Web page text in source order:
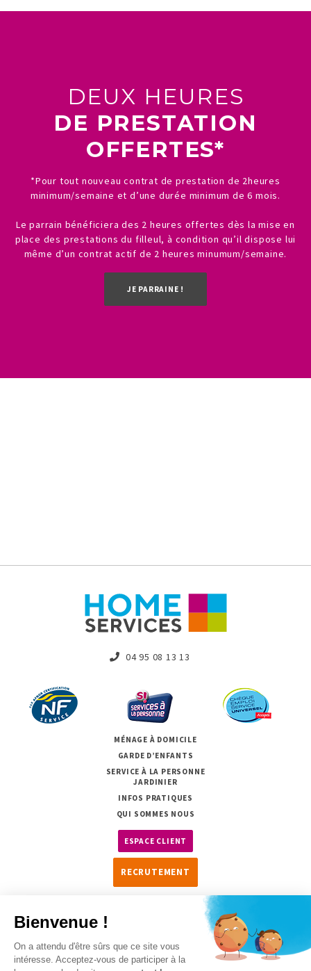
DEUX HEURES
DE PRESTATION
OFFERTES*
*Pour tout nouveau contrat de prestation de 2heures
minimum/semaine et d’une durée minimum de 6 mois.
Le parrain bénéficiera des 2 heures offertes dès la mise en
place des prestations du filleul, à condition qu’il dispose lui
même d’un contrat actif de 2 heures minumum/semaine.
JE PARRAINE !
04 95 08 13 13
MÉNAGE À DOMICILE
GARDE D’ENFANTS
SERVICE À LA PERSONNE
JARDINIER
INFOS PRATIQUES
QUI SOMMES NOUS
ESPACE CLIENT
RECRUTEMENT
Mentions légales